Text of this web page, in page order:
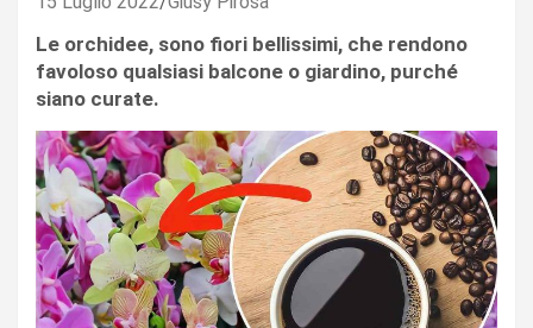
Le orchidee, sono fiori bellissimi, che rendono
favoloso qualsiasi balcone o giardino, purché
siano curate.